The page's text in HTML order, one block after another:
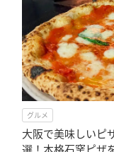
グルメ
大阪で美味しいピ
選！本格石窯ピザ